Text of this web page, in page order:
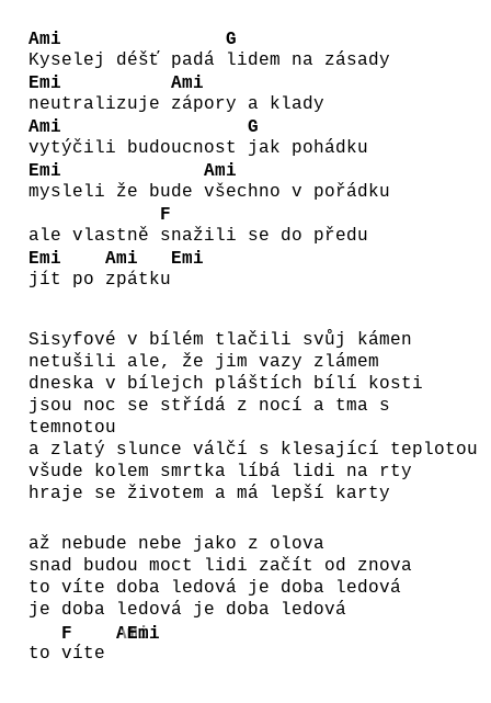
Ami
Kyselej déšť padá
G
lidem na zásady
Emi
neutralizuje
Ami
zápory a klady
Ami
vytýčili budoucnost
G
jak pohádku
Emi
mysleli že bude
Ami
všechno v pořádku
ale vlastně
F
snažili se do předu
Emi
jít po
Ami
zpátku
Emi
Sisyfové v bílém tlačili svůj kámen
netušili ale, že jim vazy zlámem
dneska v bílejch pláštích bílí kosti
jsou noc se střídá z nocí a tma s
temnotou
a zlatý slunce válčí s klesající teplotou
všude kolem smrtka líbá lidi na rty
hraje se životem a má lepší karty
až nebude nebe jako z olova
snad budou moct lidi začít od znova
to víte doba ledová je doba ledová
je doba ledová je doba ledová
to
F
víte
Ami
Emi